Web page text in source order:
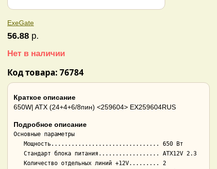
ExeGate
56.88 р.
Нет в наличии
Код товара: 76784
Краткое описание
650W| ATX (24+4+6/8пин) <259604> EX259604RUS
Подробное описание
Основные параметры